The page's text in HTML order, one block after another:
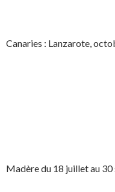
Canaries : Lanzarote,
Madère du 18 juillet au